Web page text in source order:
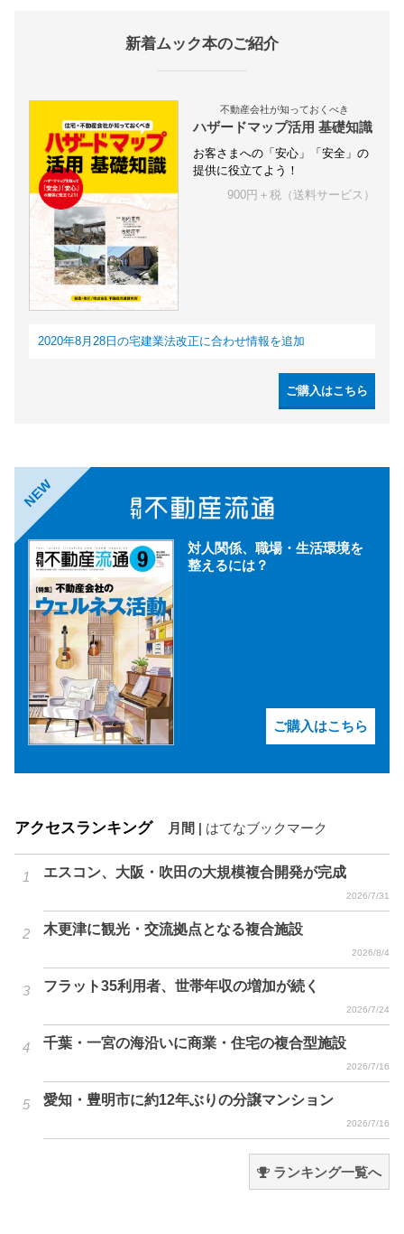
新着ムック本のご紹介
不動産会社が知っておくべき
ハザードマップ活用 基礎知識
お客さまへの「安心」「安全」の
提供に役立てよう！
900円＋税（送料サービス）
2020年8月28日の宅建業法改正に合わせ情報を追加
ご購入はこちら
NEW
対人関係、職場・生活環境を
整えるには？
ご購入はこちら
アクセスランキング 月間 はてなブックマーク
エスコン、大阪・吹田の大規模複合開発が完成
2026/7/31
木更津に観光・交流拠点となる複合施設
2026/8/4
フラット35利用者、世帯年収の増加が続く
2026/7/24
千葉・一宮の海沿いに商業・住宅の複合型施設
2026/7/16
愛知・豊明市に約12年ぶりの分譲マンション
2026/7/16
ランキング一覧へ